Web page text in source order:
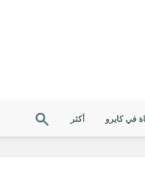
في كايرو أكثر